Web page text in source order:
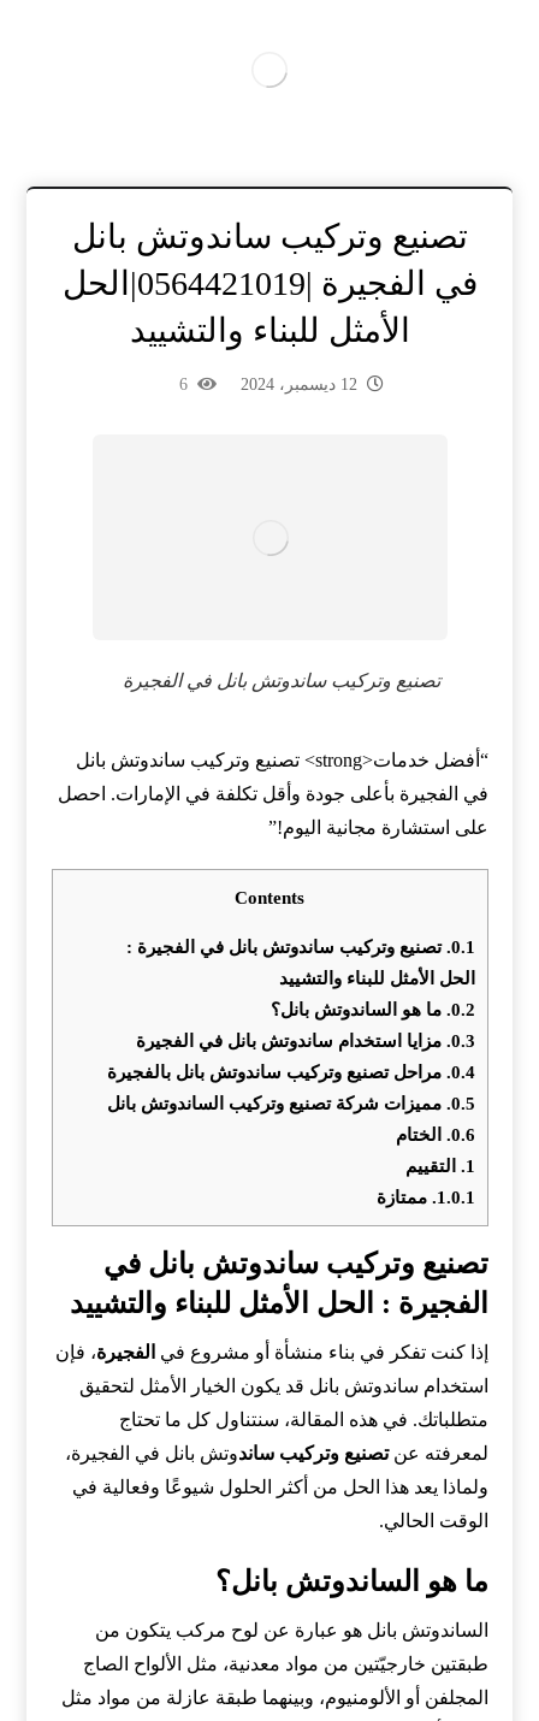
تصنيع وتركيب ساندوتش بانل
في الفجيرة |0564421019|الحل
الأمثل للبناء والتشييد
12 ديسمبر، 2024 6
تصنيع وتركيب ساندوتش بانل في الفجيرة
“أفضل خدمات<strong> تصنيع وتركيب ساندوتش بانل
في الفجيرة بأعلى جودة وأقل تكلفة في الإمارات. احصل
على استشارة مجانية اليوم!”
Contents
0.1. تصنيع وتركيب ساندوتش بانل في الفجيرة :
الحل الأمثل للبناء والتشييد
0.2. ما هو الساندوتش بانل؟
0.3. مزايا استخدام ساندوتش بانل في الفجيرة
0.4. مراحل تصنيع وتركيب ساندوتش بانل بالفجيرة
0.5. مميزات شركة تصنيع وتركيب الساندوتش بانل
0.6.
الختام
1.
التقييم
1.0.1. ممتازة
تصنيع وتركيب ساندوتش بانل في
الفجيرة : الحل الأمثل للبناء والتشييد
إذا كنت تفكر في بناء منشأة أو مشروع في الفجيرة، فإن
استخدام ساندوتش بانل قد يكون الخيار الأمثل لتحقيق
متطلباتك. في هذه المقالة، سنتناول كل ما تحتاج
لمعرفته عنتصنيع وتركيب ساندوتش بانل في الفجيرة،
ولماذا يعد هذا الحل من أكثر الحلول شيوعًا وفعالية في
الوقت الحالي.
ما هو الساندوتش بانل؟
الساندوتش بانل هو عبارة عن لوح مركب يتكون من
طبقتين خارجيّتين من مواد معدنية، مثل الألواح الصاج
المجلفن أو الألومنيوم، وبينهما طبقة عازلة من مواد مثل